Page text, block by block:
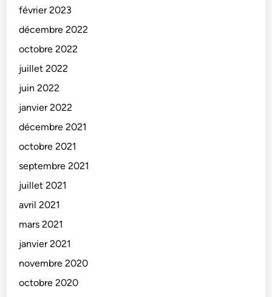
février 2023
décembre 2022
octobre 2022
juillet 2022
juin 2022
janvier 2022
décembre 2021
octobre 2021
septembre 2021
juillet 2021
avril 2021
mars 2021
janvier 2021
novembre 2020
octobre 2020